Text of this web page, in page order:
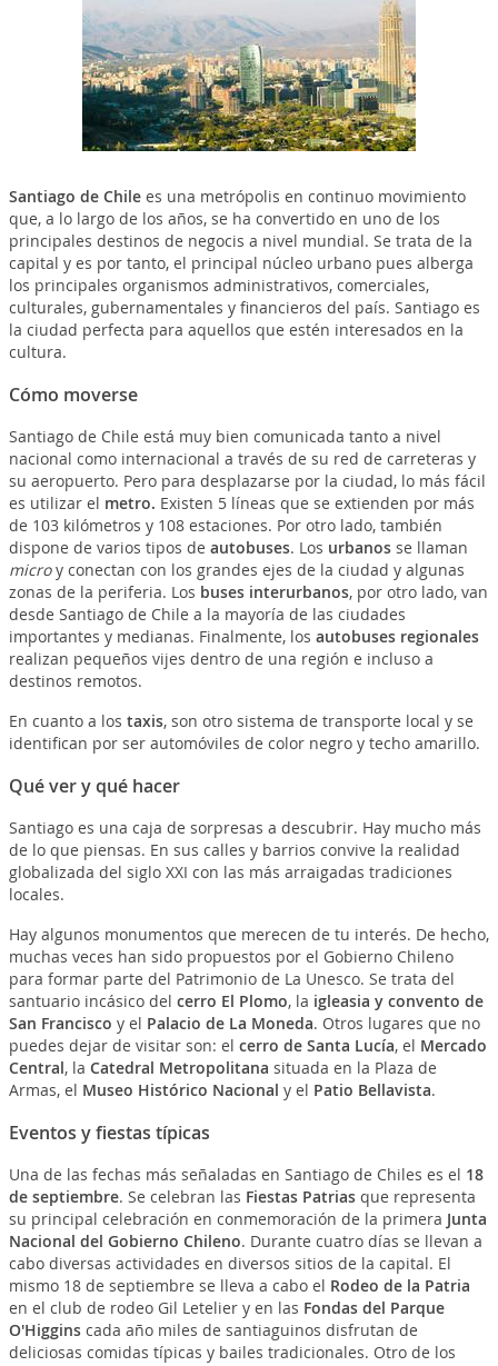
Santiago de Chilees una metrópolis en continuo movimiento
que, a lo largo de los años, se ha convertido en uno de los
principales destinos de negocis a nivel mundial. Se trata de la
capital y es por tanto, el principal núcleo urbano pues alberga
los principales organismos administrativos, comerciales,
culturales, gubernamentales y financieros del país. Santiago es
la ciudad perfecta para aquellos que estén interesados en la
cultura.
Cómo moverse
Santiago de Chile está muy bien comunicada tanto a nivel
nacional como internacional a través de su red de carreteras y
su aeropuerto. Pero para desplazarse por la ciudad, lo más fácil
es utilizar el metro. Existen 5 líneas que se extienden por más
de 103 kilómetros y 108 estaciones. Por otro lado, también
dispone de varios tipos de autobuses. Los urbanos se llaman
microy conectan con los grandes ejes de la ciudad y algunas
zonas de la periferia. Los buses interurbanos, por otro lado, van
desde Santiago de Chile a la mayoría de las ciudades
importantes y medianas. Finalmente, los autobuses regionales
realizan pequeños vijes dentro de una región e incluso a
destinos remotos.
En cuanto a los taxis, son otro sistema de transporte local y se
identifican por ser automóviles de color negro y techo amarillo.
Qué ver y qué hacer
Santiago es una caja de sorpresas a descubrir. Hay mucho más
de lo que piensas. En sus calles y barrios convive la realidad
globalizada del siglo XXI con las más arraigadas tradiciones
locales.
Hay algunos monumentos que merecen de tu interés. De hecho,
muchas veces han sido propuestos por el Gobierno Chileno
para formar parte del Patrimonio de La Unesco. Se trata del
santuario incásico del cerro El Plomo, la igleasia y convento de
San Francisco y el Palacio de La Moneda. Otros lugares que no
puedes dejar de visitar son: el cerro de Santa Lucía, el Mercado
Central, la Catedral Metropolitana situada en la Plaza de
Armas, el Museo Histórico Nacional y el Patio Bellavista.
Eventos y fiestas típicas
Una de las fechas más señaladas en Santiago de Chiles es el 18
de septiembre. Se celebran las Fiestas Patriasque representa
su principal celebración en conmemoración de la primera Junta
Nacional del Gobierno Chileno. Durante cuatro días se llevan a
cabo diversas actividades en diversos sitios de la capital. El
mismo 18 de septiembre se lleva a cabo el Rodeo de la Patria
en el club de rodeo Gil Letelier y en las Fondas del Parque
O'Higginscada año miles de santiaguinos disfrutan de
deliciosas comidas típicas y bailes tradicionales. Otro de los